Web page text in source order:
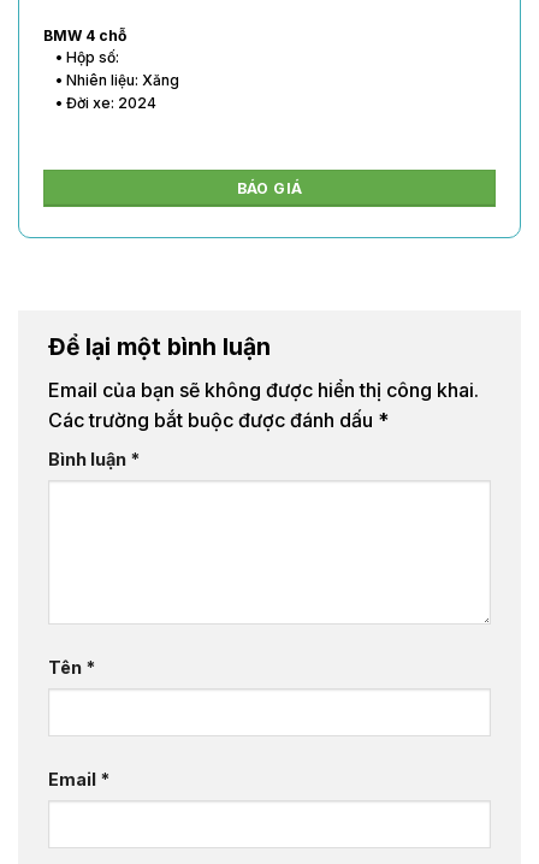
BMW 4 chỗ
• Hộp số:
• Nhiên liệu: Xăng
• Đời xe: 2024
BÁO GIÁ
Để lại một bình luận
Email của bạn sẽ không được hiển thị công khai.
Các trường bắt buộc được đánh dấu *
Bình luận *
Tên *
Email *